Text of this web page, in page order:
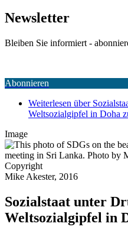
Newsletter
Bleiben Sie informiert -
Abonnieren
Weiterlesen über
Weltsozialgipfel in Doha
Image
Copyright
Mike Akester, 2016
Sozialstaat unter
Weltsozialgipfel in